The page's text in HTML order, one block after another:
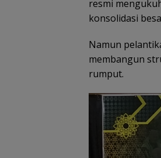
resmi
konsolidasi
Namun
membangun
rumput.